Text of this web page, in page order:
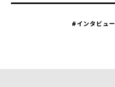
#インタビュー